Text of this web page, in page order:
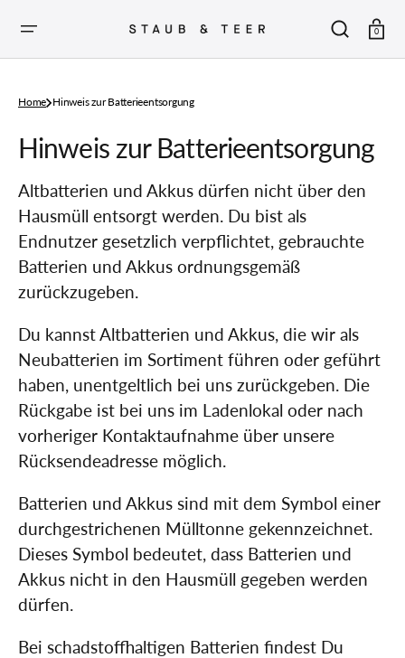
SPRINGEN
0
Home Hinweis zur Batterieentsorgung
Hinweis zur Batterieentsorgung
Altbatterien und Akkus dürfen nicht über den
Hausmüll entsorgt werden. Du bist als
Endnutzer gesetzlich verpflichtet, gebrauchte
Batterien und Akkus ordnungsgemäß
zurückzugeben.
Du kannst Altbatterien und Akkus, die wir als
Neubatterien im Sortiment führen oder geführt
haben, unentgeltlich bei uns zurückgeben. Die
Rückgabe ist bei uns im Ladenlokal oder nach
vorheriger Kontaktaufnahme über unsere
Rücksendeadresse möglich.
Batterien und Akkus sind mit dem Symbol einer
durchgestrichenen Mülltonne gekennzeichnet.
Dieses Symbol bedeutet, dass Batterien und
Akkus nicht in den Hausmüll gegeben werden
dürfen.
Bei schadstoffhaltigen Batterien findest Du